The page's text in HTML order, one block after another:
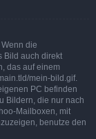
die
Bild auch direkt
das auf einem
mein-bild.gif.
PC befinden
Bildern, die nur nach
Mailboxen, mit
benutze den